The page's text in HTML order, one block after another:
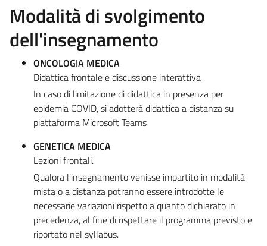
Modalità di svolgimento
dell'insegnamento
ONCOLOGIA MEDICA
Didattica frontale e discussione interattiva
In caso di limitazione di didattica in presenza per
eoidemia COVID, si adotterà didattica a distanza su
piattaforma Microsoft Teams
GENETICA MEDICA
Lezioni frontali.
Qualora l'insegnamento venisse impartito in modalità
mista o a distanza potranno essere introdotte le
necessarie variazioni rispetto a quanto dichiarato in
precedenza, al fine di rispettare il programma previsto e
riportato nel syllabus.